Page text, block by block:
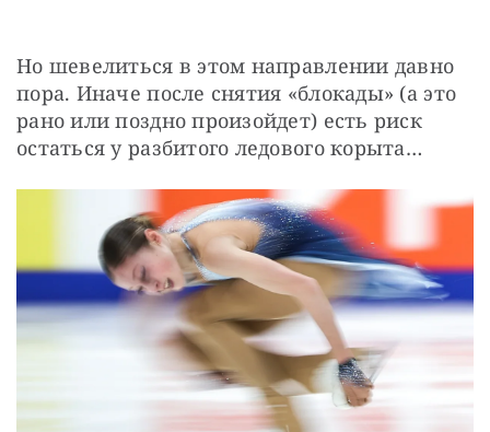
Но шевелиться в этом направлении давно
пора. Иначе после снятия «блокады» (а это
рано или поздно произойдет) есть риск
остаться у разбитого ледового корыта…